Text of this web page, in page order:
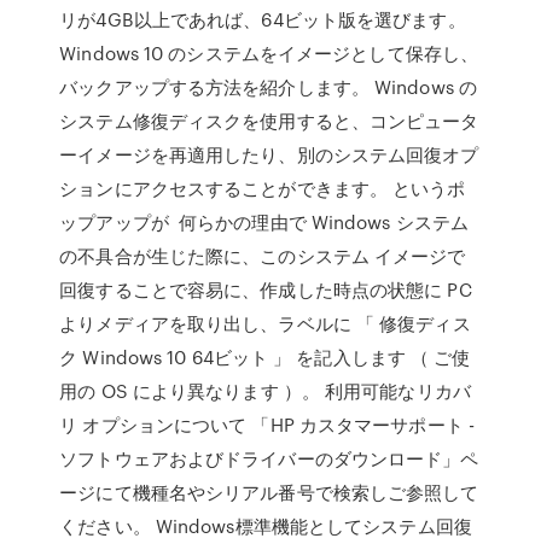
リが4GB以上であれば、64ビット版を選びます。
Windows 10 のシステムをイメージとして保存し、
バックアップする方法を紹介します。 Windows の
システム修復ディスクを使用すると、コンピュータ
ーイメージを再適用したり、別のシステム回復オプ
ションにアクセスすることができます。 というポ
ップアップが 何らかの理由で Windows システム
の不具合が生じた際に、このシステム イメージで
回復することで容易に、作成した時点の状態に PC
よりメディアを取り出し、ラベルに 「 修復ディス
ク Windows 10 64ビット 」 を記入します （ ご使
用の OS により異なります ）。 利用可能なリカバ
リ オプションについて 「HP カスタマーサポート -
ソフトウェアおよびドライバーのダウンロード」ペ
ージにて機種名やシリアル番号で検索しご参照して
ください。 Windows標準機能としてシステム回復